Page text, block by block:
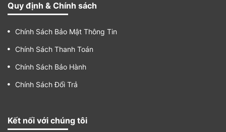
Quy định & Chính sách
Chính Sách Bảo Mật Thông Tin
Chính Sách Thanh Toán
Chính Sách Bảo Hành
Chính Sách Đổi Trả
Kết nối với chúng tôi